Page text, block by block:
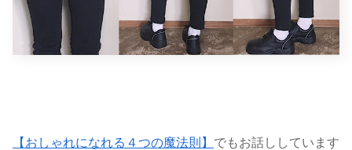
【おしゃれになれる４つの魔法則】 でもお話ししています